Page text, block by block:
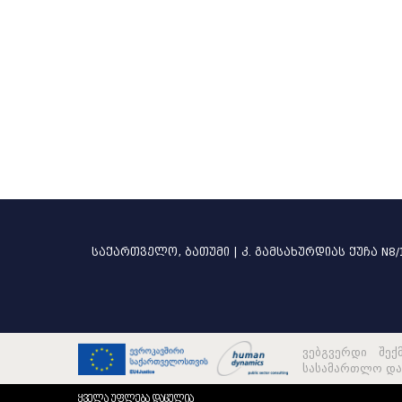
თანმხვედრი აზრი
მოსამართლე
საქართველო, ბათუმი | კ. გამსახურდიას ქუჩა N8/
ვებგვერდი
სასამართლო და
ყველა უფლება დაცულია